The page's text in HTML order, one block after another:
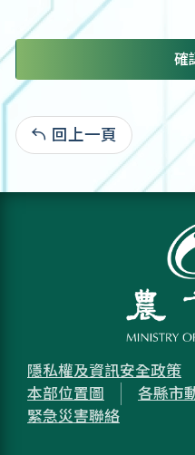
確
回上一頁
隱私權及資訊安全政策
本部位置圖
各縣市
緊急災害聯絡